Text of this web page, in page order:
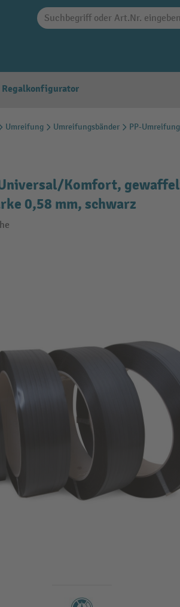
Regalkonfigurator
Umreifung Umreifungsbänder PP-
Komfort,
0,58 mm, schwarz